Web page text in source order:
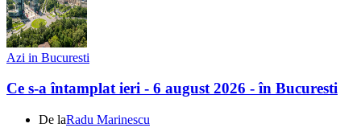
Azi in Bucuresti
Ce s-a întamplat ieri - 6 august 2026 - în Bucuresti
De laRadu Marinescu